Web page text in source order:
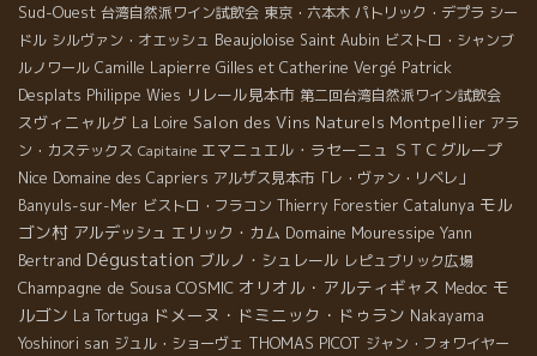
Sud-Ouest 台湾自然派ワイン試飲会 東京・六本木 パトリック・デプラ シー
ドル シルヴァン・オエッシュ Beaujoloise Saint Aubin ビストロ・シャンブ
ルノワール Camille Lapierre Gilles et Catherine Vergé Patrick
Desplats Philippe Wies リレール見本市 第二回台湾自然派ワイン試飲会
スヴィニャルグ La Loire Salon des Vins Naturels Montpellier アラ
ン・カステックス Capitaine エマニュエル・ラセーニュ ＳＴＣグループ
Nice Domaine des Capriers アルザス見本市「レ・ヴァン・リベレ」
Banyuls-sur-Mer ビストロ・フラコン Thierry Forestier Catalunya モル
ゴン村 アルデッシュ エリック・カム Domaine Mouressipe Yann
Bertrand Dégustation ブルノ・シュレール レピュブリック広場
Champagne de Sousa COSMIC オリオル・アルティギャス Medoc モ
ルゴン La Tortuga ドメーヌ・ドミニック・ドゥラン Nakayama
Yoshinori san ジュル・ショーヴェ THOMAS PICOT ジャン・フォワイヤー